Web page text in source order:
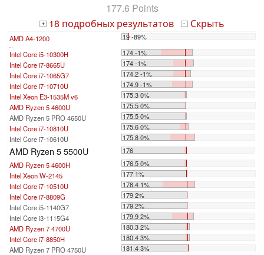
177.6 Points
+ 18 подробных результатов - Скрыть
AMD A4-1200 19 -89%
Intel Core i5-10300H
174 -1%
Intel Core i7-8665U
174 -1%
Intel Core i7-1065G7
174.2 -1%
Intel Core i7-10710U
174.9 -1%
Intel Xeon E3-1535M v6
175.3 0%
AMD Ryzen 5 4600U
175.5 0%
AMD Ryzen 5 PRO 4650U
175.5 0%
Intel Core i7-10810U
175.6 0%
Intel Core i7-10610U
175.8 0%
AMD Ryzen 5 5500U
176
AMD Ryzen 5 4600H
176.5 0%
Intel Xeon W-2145
177 1%
Intel Core i7-10510U
178.4 1%
Intel Core i7-8809G
179 2%
Intel Core i5-1140G7
179 2%
Intel Core i3-1115G4
179.9 2%
AMD Ryzen 7 4700U
180.3 2%
Intel Core i7-8850H
180.4 3%
AMD Ryzen 7 PRO 4750U
181.4 3%